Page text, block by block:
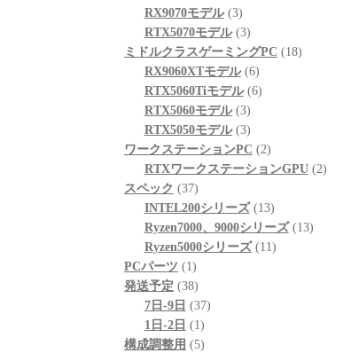
品
品
商
品
RX9070モデル 33
個
の
商
品
RTX5070モデル 33
個
の
商
品
ミドルクラスゲーミングPC 1818
RX9060XTモデル 66
個
品
RTX5060Tiモデル 66
商
品
RTX5060モデル 33
個
の
商
RTX5050モデル 33
個
の
品
ワークステーションPC 22
個
商
品
RTXワークステーションGPU 22
スペック 3737
個
の
商
品
INTEL200シリーズ 1313
個
の
Ryzen7000、9000シリーズ 1313
Ryzen5000シリーズ 1111
PCパーツ 11
個
の
商
品
発送予定 3838
個
の
商
7日-9日 3737
1日-2日 11
個
構成調整用 55